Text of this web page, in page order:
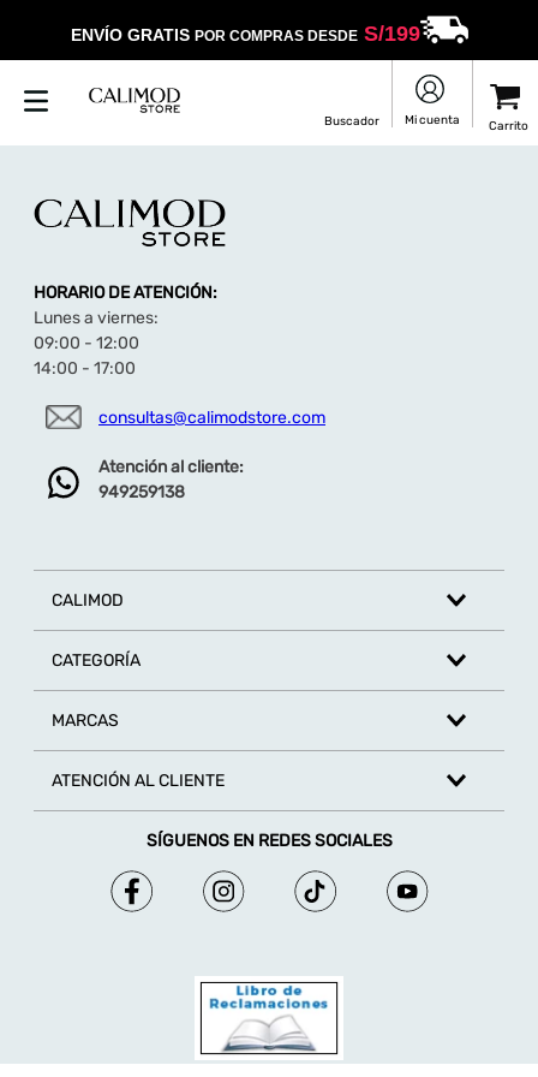
ENVÍO GRATIS POR COMPRAS DESDES/199
HORARIO DE ATENCIÓN:
Lunes a viernes:
09:00 - 12:00
14:00 - 17:00
consultas@calimodstore.com
Atención al cliente:
949259138
CALIMOD
CATEGORÍA
MARCAS
ATENCIÓN AL CLIENTE
SÍGUENOS EN REDES SOCIALES